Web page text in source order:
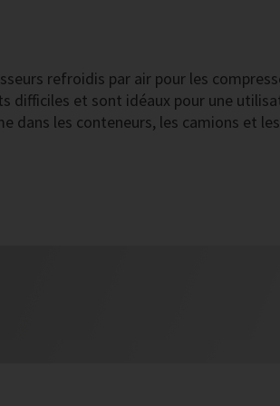
refroidis par air pour les
difficiles et sont idéaux pour une
dans les conteneurs, les camions et